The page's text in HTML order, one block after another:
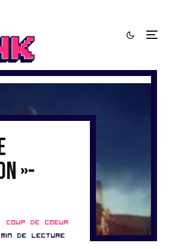
»-
Coup de coeur
min de lecture